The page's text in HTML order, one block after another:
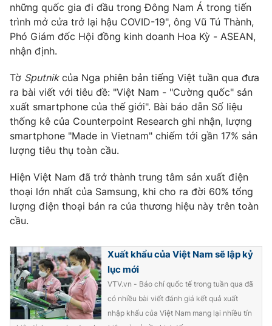
VTV9 VTV8
Liên hệ tòa soạn
THỜI BÁO VTV
Theo dõi báo trên
Cơ quan chủ quản: Đài Truyền hình Việt Nam
Cơ quan báo chí:
cấp ngày 29/12/2023
Tổng Biên tập:Vũ Thanh Thủy
Phó Tổng Biên tập:Nguyễn Thị Mỹ Hạnh, Phạm Quốc Thắng,
Nguyễn Trọng Ninh
Tổng đài VTV:024.38 355 931 - 024.38 355 932
những quốc gia đi đầu trong Đông Nam Á trong tiến
trình mở cửa trở lại hậu COVID-19", ông Vũ Tú Thành,
Phó Giám đốc Hội đồng kinh doanh Hoa Kỳ - ASEAN,
nhận định.
Tờ Sputnikcủa Nga phiên bản tiếng Việt tuần qua đưa
ra bài viết với tiêu đề: "Việt Nam - "Cường quốc" sản
xuất smartphone của thế giới". Bài báo dẫn Số liệu
thống kê của Counterpoint Research ghi nhận, lượng
smartphone "Made in Vietnam" chiếm tới gần 17% sản
lượng tiêu thụ toàn cầu.
Hiện Việt Nam đã trở thành trung tâm sản xuất điện
thoại lớn nhất của Samsung, khi cho ra đời 60% tổng
lượng điện thoại bán ra của thương hiệu này trên toàn
cầu.
Xuất khẩu của Việt Nam sẽ lập kỷ
lục mới
VTV.vn - Báo chí quốc tế trong tuần qua đã
có nhiều bài viết đánh giá kết quả xuất
nhập khẩu của Việt Nam mang lại nhiều tín